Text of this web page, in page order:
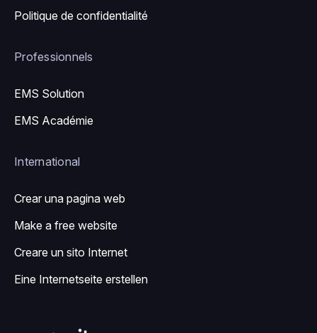
Politique de confidentialité
Professionnels
EMS Solution
EMS Académie
International
Crear una pagina web
Make a free website
Creare un sito Internet
Eine Internetseite erstellen